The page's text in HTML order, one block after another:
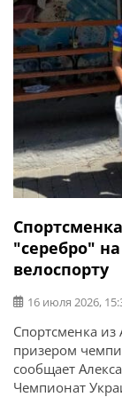
"серебро"
велоспорту
16 июля 2026,
Спортсменка
призером
сообщает
Чемпионат